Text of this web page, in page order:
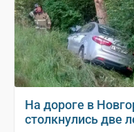
На дороге в
столкнулись две